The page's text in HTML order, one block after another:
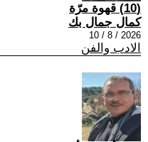
(10) قهوة مرّة
كمال جمال بك
2026 / 8 / 10
الادب والفن